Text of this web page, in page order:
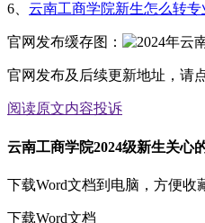
6、 云南工商学院新生怎么转
官网发布缓存图：
官网发布及后续更新地址，请
阅读原文内容投诉
云南工商学院2024级新生关心
下载Word文档到电脑，方便收
下载Word文档